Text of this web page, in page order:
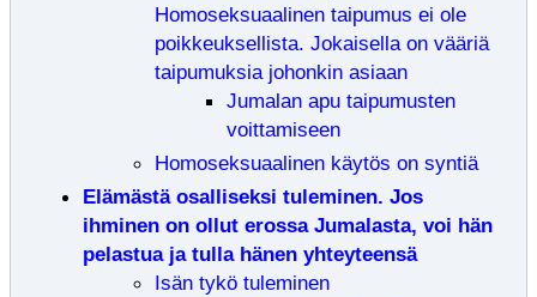
Homoseksuaalinen taipumus ei ole
poikkeuksellista. Jokaisella on vääriä
taipumuksia johonkin asiaan
Jumalan apu taipumusten
voittamiseen
Homoseksuaalinen käytös on syntiä
Elämästä osalliseksi tuleminen. Jos
ihminen on ollut erossa Jumalasta, voi hän
pelastua ja tulla hänen yhteyteensä
Isän tykö tuleminen